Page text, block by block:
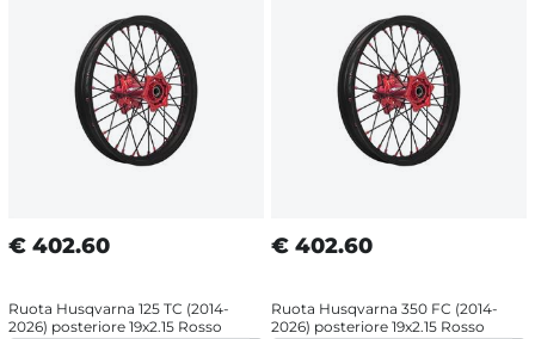
€ 402.60
Ruota Husqvarna 125 TC (2014-
2026) posteriore 19x2.15 Rosso
€ 402.60
Ruota Husqvarna 350 FC (2014-
2026) posteriore 19x2.15 Rosso